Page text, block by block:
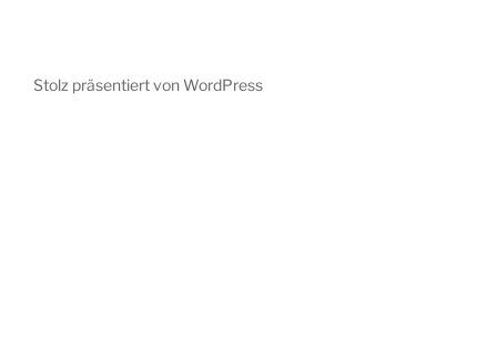
Stolz präsentiert von WordPress